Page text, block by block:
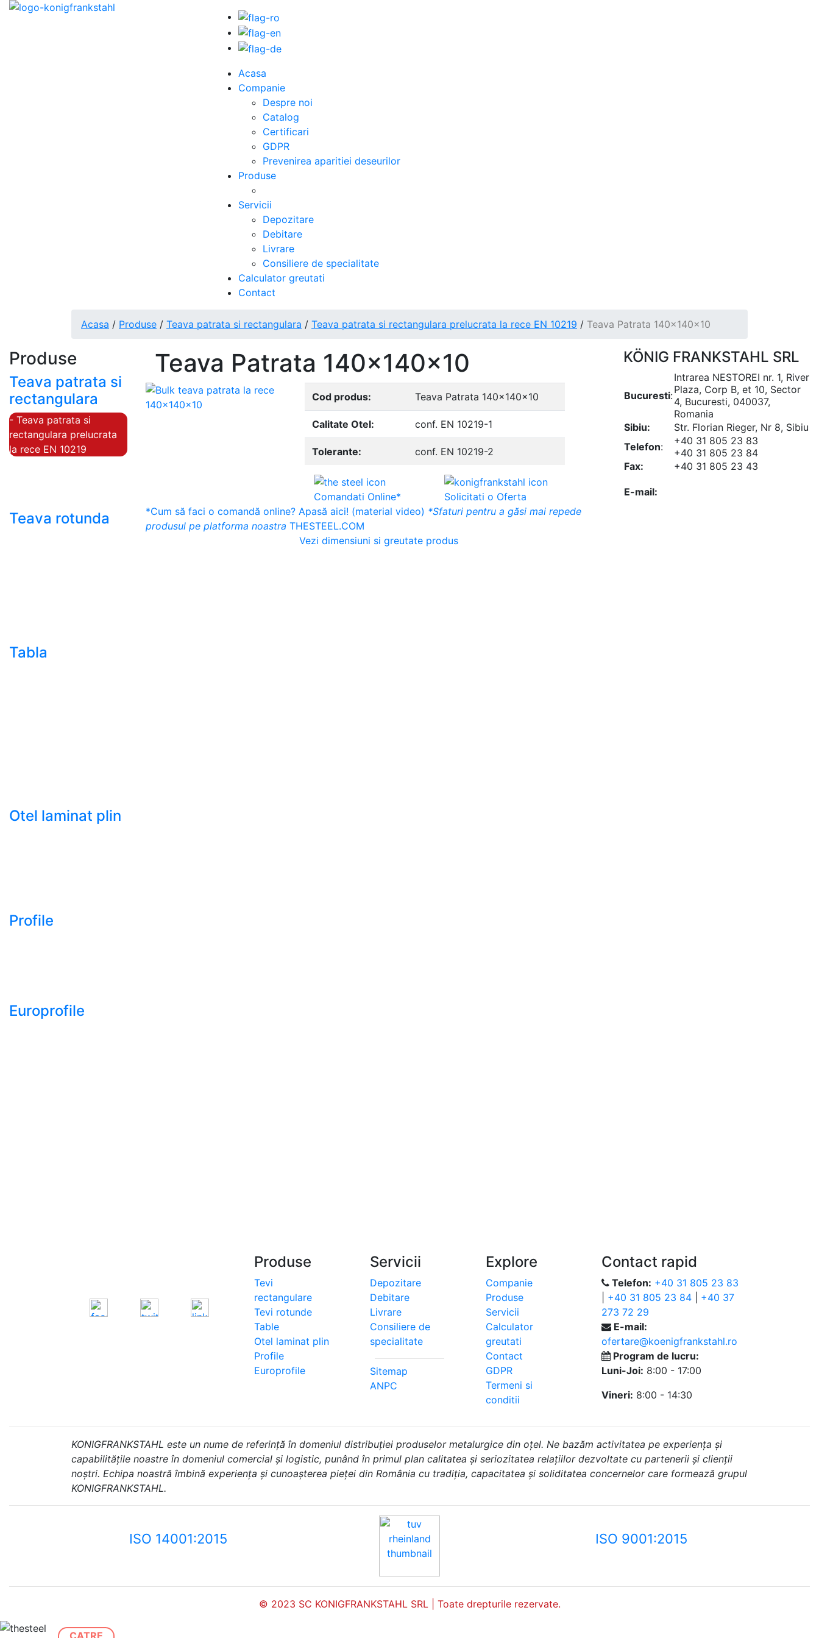
Acasa
Companie
Despre noi
Catalog
Certificari
GDPR
Prevenirea aparitiei deseurilor
Produse
Servicii
Depozitare
Debitare
Livrare
Consiliere de specialitate
Calculator greutati
Contact
Acasa / Produse / Teava patrata si rectangulara / Teava patrata si rectangulara prelucrata la rece EN 10219 / Teava Patrata 140x140x10
Produse
Teava patrata si
rectangulara
- Teava patrata si
rectangulara prelucrata
la rece EN 10219
Teava rotunda
Tabla
Otel laminat plin
Profile
Europrofile
Teava Patrata 140x140x10
Cod produs: Teava Patrata 140x140x10
Calitate Otel: conf. EN 10219-1
Tolerante: conf. EN 10219-2
Comandati Online*
Solicitati o Oferta
*Cum să faci o comandă online? Apasă aici! (material video) *Sfaturi pentru a găsi mai repede
produsul pe platforma noastra THESTEEL.COM
Vezi dimensiuni si greutate produs
KÖNIG FRANKSTAHL SRL
Bucuresti:
Intrarea NESTOREI nr. 1, River
Plaza, Corp B, et 10, Sector
4, Bucuresti, 040037,
Romania
Sibiu:
Str. Florian Rieger, Nr 8, Sibiu
Telefon:
+40 31 805 23 83
+40 31 805 23 84
Fax:
+40 31 805 23 43
E-mail:
Produse
Tevi
rectangulare
Tevi rotunde
Table
Otel laminat plin
Profile
Europrofile
Servicii
Depozitare
Debitare
Livrare
Consiliere de
specialitate
Sitemap
ANPC
Explore
Companie
Produse
Servicii
Calculator
greutati
Contact
GDPR
Termeni si
conditii
Contact rapid
Telefon: +40 31 805 23 83
+40 31 805 23 84
+40 37
273 72 29
E-mail:
ofertare@koenigfrankstahl.ro
Program de lucru:
Luni-Joi: 8:00 - 17:00
Vineri: 8:00 - 14:30
KONIGFRANKSTAHL este un nume de referință în domeniul distribuției produselor metalurgice din oțel. Ne bazăm activitatea pe experiența și
capabilitățile noastre în domeniul comercial și logistic, punând în primul plan calitatea și seriozitatea relațiilor dezvoltate cu partenerii și clienții
noștri. Echipa noastră îmbină experiența și cunoașterea pieței din România cu tradiția, capacitatea și soliditatea concernelor care formează grupul
KONIGFRANKSTAHL.
ISO 14001:2015 ISO 9001:2015
© 2023 SC KONIGFRANKSTAHL SRL | Toate drepturile rezervate.
CATRE